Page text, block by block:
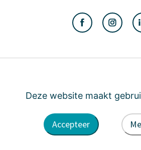
door DINK
Deze website maakt
Accepteer